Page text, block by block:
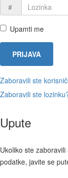
Upamti me
PRIJAVA
Zaboravili ste
Zaboravili ste
Upute
Ukoliko ste
podatke, javite se